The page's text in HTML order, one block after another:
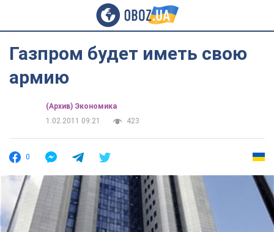
Газпром будет иметь свою
армию
(Архив) Экономика
1.02.2011 09:21
423
0